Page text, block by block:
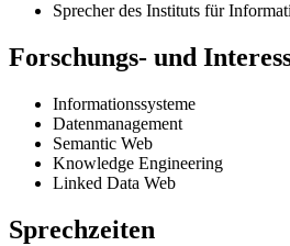
Sprecher des Instituts für
Forschungs- und
Informationssysteme
Datenmanagement
Semantic Web
Knowledge Engineering
Linked Data Web
Sprechzeiten